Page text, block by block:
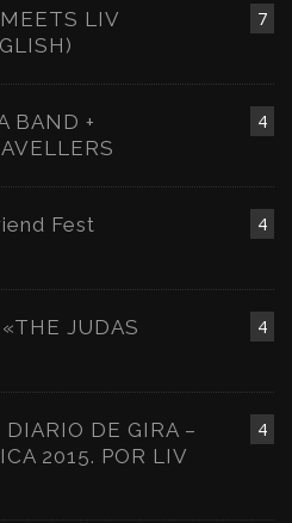
7
LIV
4
BAND +
4
Fest
4
JUDAS
4
DE GIRA –
2015. POR LIV